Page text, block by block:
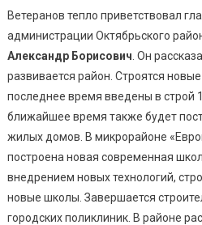
Ветеранов тепло приветствовал
администрации Октябрьского
Александр Борисович . Он
развивается район. Строятся
последнее время введены в строй
ближайшее время также будет
жилых домов. В микрорайоне
построена новая современная
внедрением новых технологий,
новые школы. Завершается
городских поликлиник. В районе